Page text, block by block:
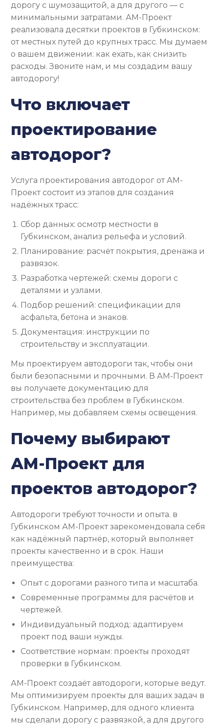
дорогу с шумозащитой, а для другого — с
минимальными затратами. АМ-Проект
реализовала десятки проектов в Губкинском:
от местных путей до крупных трасс. Мы думаем
о вашем движении: как ехать, как снизить
расходы. Звоните нам, и мы создадим вашу
автодорогу!
Что включает
проектирование
автодорог?
Услуга проектирования автодорог от АМ-
Проект состоит из этапов для создания
надёжных трасс:
Сбор данных: осмотр местности в
Губкинском, анализ рельефа и условий.
Планирование: расчёт покрытия, дренажа и
развязок.
Разработка чертежей: схемы дороги с
деталями и узлами.
Подбор решений: спецификации для
асфальта, бетона и знаков.
Документация: инструкции по
строительству и эксплуатации.
Мы проектируем автодороги так, чтобы они
были безопасными и прочными. В АМ-Проект
вы получаете документацию для
строительства без проблем в Губкинском.
Например, мы добавляем схемы освещения.
Почему выбирают
АМ-Проект для
проектов автодорог?
Автодороги требуют точности и опыта. в
Губкинском АМ-Проект зарекомендовала себя
как надёжный партнёр, который выполняет
проекты качественно и в срок. Наши
преимущества:
Опыт с дорогами разного типа и масштаба.
Современные программы для расчётов и
чертежей.
Индивидуальный подход: адаптируем
проект под ваши нужды.
Соответствие нормам: проекты проходят
проверки в Губкинском.
АМ-Проект создаёт автодороги, которые ведут.
Мы оптимизируем проекты для ваших задач в
Губкинском. Например, для одного клиента
мы сделали дорогу с развязкой, а для другого